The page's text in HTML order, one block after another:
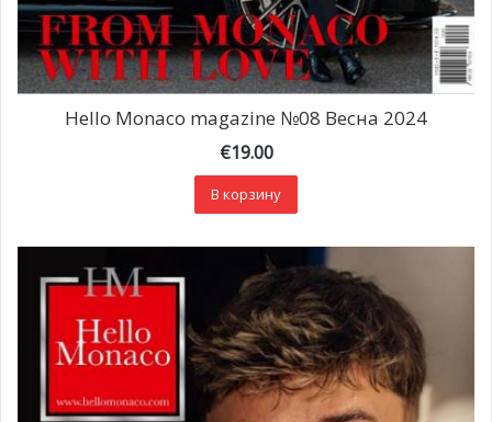
Hello Monaco magazine №08 Весна 2024
€19.00
В корзину